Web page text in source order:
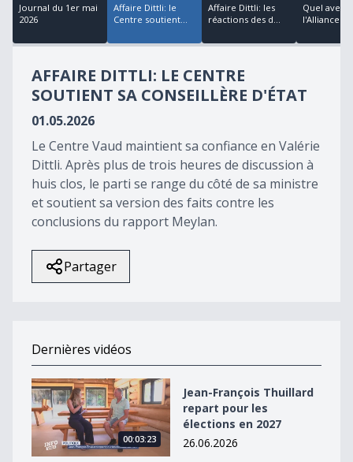
19
seconds
Journal du 1er mai
2026
Affaire Dittli: le
Centre soutient...
Affaire Dittli: les
réactions des d...
Quel
l'Alliance
AFFAIRE DITTLI: LE CENTRE
SOUTIENT SA CONSEILLÈRE D'ÉTAT
01.05.2026
Le Centre Vaud maintient sa confiance en Valérie
Dittli. Après plus de trois heures de discussion à
huis clos, le parti se range du côté de sa ministre
et soutient sa version des faits contre les
conclusions du rapport Meylan.
Partager
Dernières vidéos
Jean-François Thuillard repart pour les élections en
00:03:23
Jean-François Thuillard
repart pour les
élections en 2027
26.06.2026